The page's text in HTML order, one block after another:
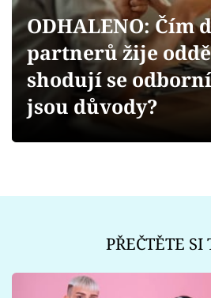
Videa
Sledujte prima+
ODHALENO: Čím
partnerů žije
shodují se
jsou důvody?
PŘEČTĚTE SI